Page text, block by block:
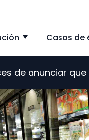
ShowCasos de
de anunciar